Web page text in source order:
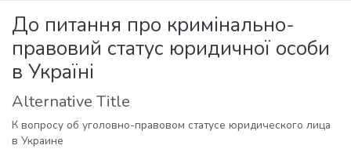
All of DSpace
Statistics
До питання про кримінально-
правовий статус юридичної особи
в Україні
Alternative Title
К вопросу об уголовно-правовом статусе юридического лица
в Украине